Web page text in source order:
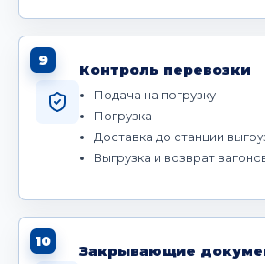
9
Контроль перевозки
Подача на погрузку
Погрузка
Доставка до станции
Выгрузка и возврат
10
Закрывающие